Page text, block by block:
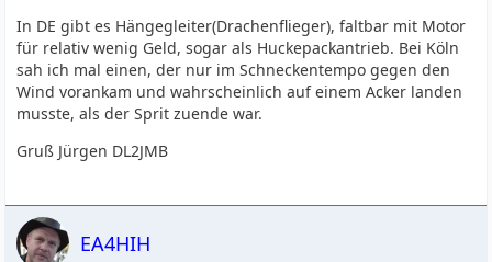
In DE gibt es Hängegleiter(Drachenflieger), faltbar mit Motor
für relativ wenig Geld, sogar als Huckepackantrieb. Bei Köln
sah ich mal einen, der nur im Schneckentempo gegen den
Wind vorankam und wahrscheinlich auf einem Acker landen
musste, als der Sprit zuende war.
Gruß Jürgen DL2JMB
EA4HIH